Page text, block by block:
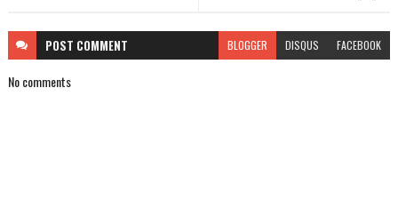
POST COMMENT BLOGGER DISQUS FACEBOOK
No comments